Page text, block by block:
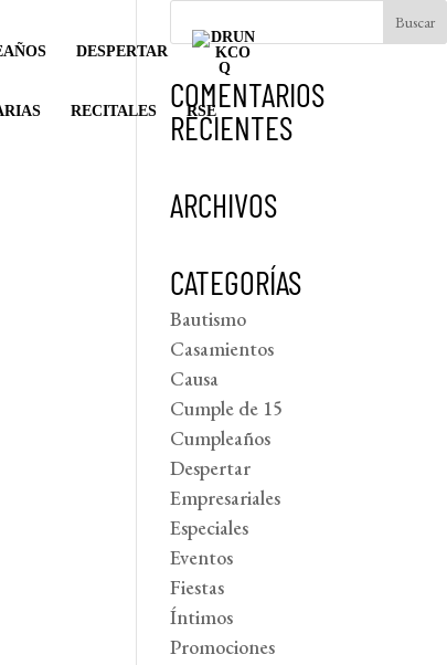
DESPERTAR
RECITALES RSE
COMENTARIOS
RECIENTES
ARCHIVOS
CATEGORÍAS
Bautismo
Casamientos
Causa
Cumple de 15
Cumpleaños
Despertar
Empresariales
Especiales
Eventos
Fiestas
Íntimos
Promociones